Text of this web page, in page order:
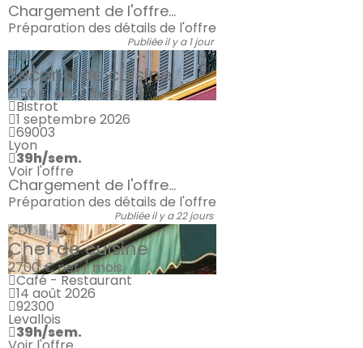
Chargement de l'offre...
Préparation des détails de l'offre
Publiée il y a 1 jour
CDI
Second de cuisine
2150 €net / mois
Bistrot
1 septembre 2026
69003
Lyon
39h/sem.
Voir l'offre
Chargement de l'offre...
Préparation des détails de l'offre
Publiée il y a 22 jours
CDI
Chef de cuisine
2700 €net / mois
Café - Restaurant
14 août 2026
92300
Levallois
39h/sem.